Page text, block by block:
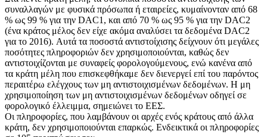
συναλλαγών με φυσικά πρόσωπα ή εταιρείες, κυμαίνονταν από 68
% ως 99 % για την DAC1, και από 70 % ως 95 % για την DAC2
(ένα κράτος μέλος δεν είχε ακόμα αναλύσει τα δεδομένα DAC2
για το 2016). Αυτά τα ποσοστά αντιστοίχισης δείχνουν ότι μεγάλες
ποσότητες πληροφοριών δεν χρησιμοποιούνται, καθώς δεν
αντιστοιχίζονται με συναφείς φορολογούμενους, ενώ κανένα από
τα κράτη μέλη που επισκεφθήκαμε δεν διενεργεί επί του παρόντος
περαιτέρω ελέγχους των μη αντιστοιχισμένων δεδομένων. Η μη
χρησιμοποίηση των μη αντιστοιχισμένων δεδομένων οδηγεί σε
φορολογικό έλλειμμα, σημειώνει το ΕΕΣ.
Οι πληροφορίες, που λαμβάνουν οι αρχές ενός κράτους από άλλα
κράτη, δεν χρησιμοποιούνται επαρκώς. Ενδεικτικά οι πληροφορίες